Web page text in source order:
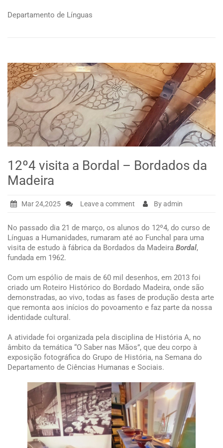
Departamento de Línguas
12º4 visita a Bordal – Bordados da
Madeira
Mar 24,2025 Leave a comment By admin
No passado dia 21 de março, os alunos do 12º4, do curso de
Línguas a Humanidades, rumaram até ao Funchal para uma
visita de estudo à fábrica da Bordados da Madeira Bordal,
fundada em 1962.
Com um espólio de mais de 60 mil desenhos, em 2013 foi
criado um Roteiro Histórico do Bordado Madeira, onde são
demonstradas, ao vivo, todas as fases de produção desta arte
que remonta aos inícios do povoamento e faz parte da nossa
identidade cultural.
A atividade foi organizada pela disciplina de História A, no
âmbito da temática “O Saber nas Mãos”, que deu corpo à
exposição fotográfica do Grupo de História, na Semana do
Departamento de Ciências Humanas e Sociais.